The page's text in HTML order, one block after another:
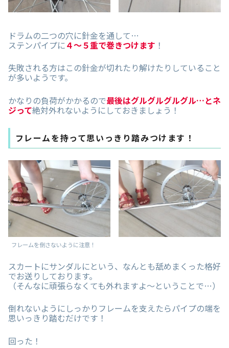
ドラムの二つの穴に針金を通して…
ステンパイプに４〜５重で巻きつけます ！
失敗される方はこの針金が切れたり解けたりしていること
が多いようです。
かなりの負荷がかかるので最後はグルグルグルグル…とネ
ジって絶対外れないようにしておきましょう！
フレームを持って思いっきり踏みつけます！
フレームを倒さないように注意！
スカートにサンダルにという、なんとも舐めまくった格好
でお送りしております。
（そんなに頑張らなくても外れますよ〜ということで…）
倒れないようにしっかりフレームを支えたらパイプの端を
思いっきり踏むだけです！
回った！